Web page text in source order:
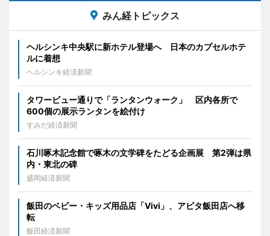
みん経トピックス
ヘルシンキ中央駅に新ホテル登場へ 日本のカプセルホテ
ルに着想
ヘルシンキ経済新聞
タワービュー通りで「ランタンウォーク」 区内各所で
600個の展示ランタンを絵付け
すみだ経済新聞
石川啄木記念館で啄木の文学碑をたどる企画展 第2弾は県
内・東北の碑
盛岡経済新聞
飯田のベビー・キッズ用品店「Vivi」、アピタ飯田店へ移
転
飯田経済新聞